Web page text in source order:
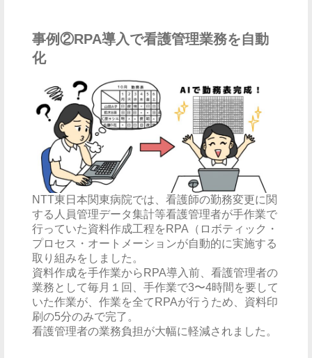
事例②RPA導入で看護管理業務を自動
化
NTT東日本関東病院では、看護師の勤務変更に関
する人員管理データ集計等看護管理者が手作業で
行っていた資料作成工程をRPA（ロボティック・
プロセス・オートメーションが自動的に実施する
取り組みをしました。
資料作成を手作業からRPA導入前、看護管理者の
業務として毎月１回、手作業で3〜4時間を要して
いた作業が、作業を全てRPAが行うため、資料印
刷の5分のみで完了。
看護管理者の業務負担が大幅に軽減されました。